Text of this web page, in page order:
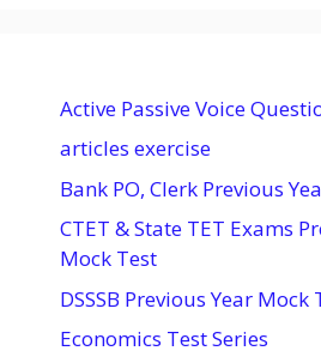
Active Passive Voice
articles exercise
Bank PO, Clerk Previous
CTET & State TET Exams
Mock Test
DSSSB Previous Year Mock
Economics Test Series